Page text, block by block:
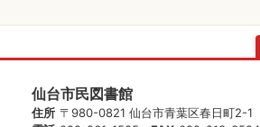
仙台市民図書館
住所 〒980-0821 仙台市青葉区春日町2-1